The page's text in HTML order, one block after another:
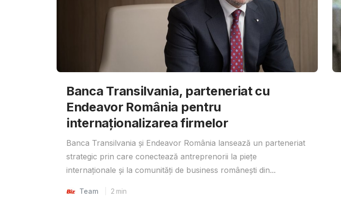
Banca Transilvania, parteneriat cu
Endeavor România pentru
internaționalizarea firmelor
Banca Transilvania și Endeavor România lansează un parteneriat
strategic prin care conectează antreprenorii la piețe
internaționale și la comunități de business românești din...
Team 2 min